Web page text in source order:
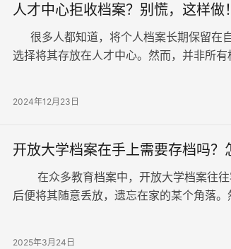
人才中心拒收档案？别慌，这样做！
很多人都知道，将个人档案长期保留在
选择将其存放在人才中心。然而，并非所
2024年12月23日
开放大学档案在手上需要存档吗？
在众多教育档案中，开放大学档案往往
后便将其随意丢放，遗忘在家的某个角落
2025年3月24日